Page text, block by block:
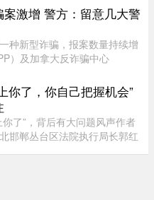
来了一个“公主抱”，两个人就
现 ...
激增 警方：留意几大警
种新型诈骗，报案数量持续增
）及加拿大反诈骗中心
手法日益复杂的骗局发出警
信公司——罗渣士 ...
你了，你自己把握机会”
了”，背后有大问题风声作者
邯郸丛台区法院执行局长郭红